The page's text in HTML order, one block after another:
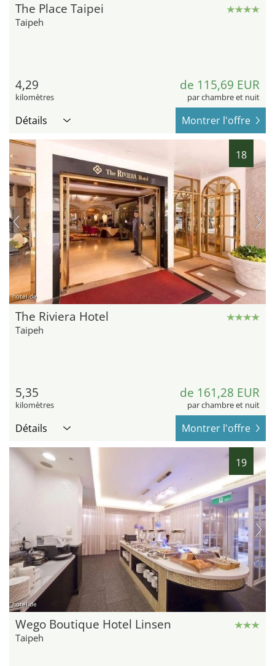
The Place Taipei
Taipeh
4,29
kilomètres
de 115,69 EUR
par chambre et nuit
Détails Montrer l'offre
18
hotel.de
The Riviera Hotel
Taipeh
5,35
kilomètres
de 161,28 EUR
par chambre et nuit
Détails Montrer l'offre
19
hotel.de
Wego Boutique Hotel Linsen
Taipeh